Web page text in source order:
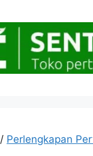
/ Perlengkapan